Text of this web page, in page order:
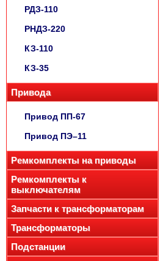
РДЗ-110
РНДЗ-220
КЗ-110
КЗ-35
Привода
Привод ПП-67
Привод ПЭ–11
Ремкомплекты на приводы
Ремкомплекты к
выключателям
Запчасти к трансформаторам
Трансформаторы
Подстанции